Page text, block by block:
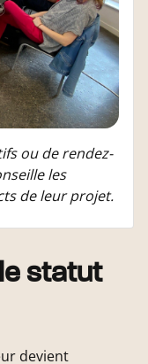
ou de rendez-
les
de leur projet.
statut
devient